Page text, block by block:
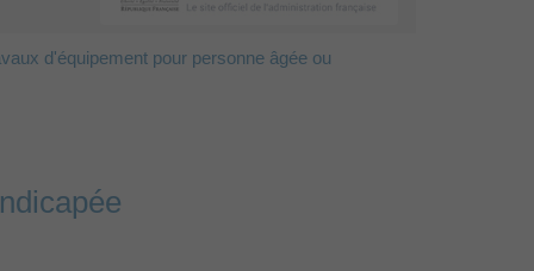
d'équipement pour personne âgée ou